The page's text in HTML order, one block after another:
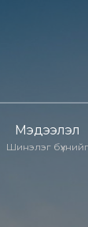
Мэдээлэл
Шинэлэг бүхнийг